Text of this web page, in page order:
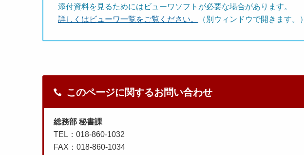
添付資料を見るためにはビューワソフトが必要な場合があります。
詳しくはビューワ一覧をご覧ください。
（別ウィンドウで開きます。）
このページに関するお問い合わせ
総務部 秘書課
TEL：018-860-1032
FAX：018-860-1034